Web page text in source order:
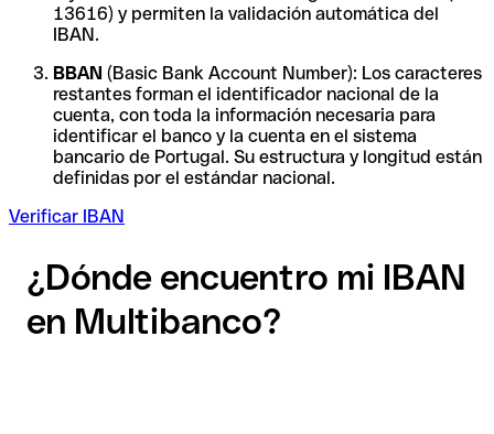
13616) y permiten la validación automática del
IBAN.
BBAN (Basic Bank Account Number): Los caracteres
restantes forman el identificador nacional de la
cuenta, con toda la información necesaria para
identificar el banco y la cuenta en el sistema
bancario de Portugal. Su estructura y longitud están
definidas por el estándar nacional.
Verificar IBAN
¿Dónde encuentro mi IBAN
en Multibanco?